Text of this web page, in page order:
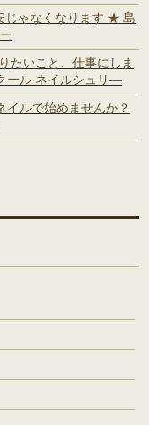
じゃなくなります ★ 島
たいこと、仕事にしま
ール ネイルシュリ―
イルで始めませんか？